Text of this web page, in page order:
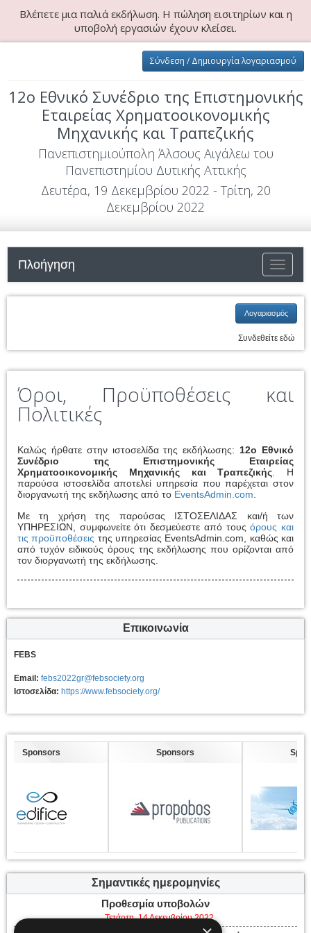
Βλέπετε μια παλιά εκδήλωση. Η πώληση εισιτηρίων και η
υποβολή εργασιών έχουν κλείσει.
Σύνδεση / Δημιουργία λογαριασμού
12ο Εθνικό Συνέδριο της Επιστημονικής
Εταιρείας Χρηματοοικονομικής
Μηχανικής και Τραπεζικής
Πανεπιστημιούπολη Άλσους Αιγάλεω του
Πανεπιστημίου Δυτικής Αττικής
Δευτέρα, 19 Δεκεμβρίου 2022 - Τρίτη, 20
Δεκεμβρίου 2022
Πλοήγηση
Λογαριασμός
Συνδεθείτε εδώ
Όροι, Προϋποθέσεις και
Πολιτικές
Καλώς ήρθατε στην ιστοσελίδα της εκδήλωσης: 12ο Εθνικό
Συνέδριο της Επιστημονικής Εταιρείας
Χρηματοοικονομικής Μηχανικής και Τραπεζικής . Η
παρούσα ιστοσελίδα αποτελεί υπηρεσία που παρέχεται στον
διοργανωτή της εκδήλωσης από το EventsAdmin.com
Με τη χρήση της παρούσας ΙΣΤΟΣΕΛΙΔΑΣ και/ή των
ΥΠΗΡΕΣΙΩΝ, συμφωνείτε ότι δεσμεύεστε από τουςόρους και
τις προϋποθέσεις της υπηρεσίας EventsAdmin.com, καθώς και
από τυχόν ειδικούς όρους της εκδήλωσης που ορίζονται από
τον διοργανωτή της εκδήλωσης.
Επικοινωνία
FEBS
Email: febs2022gr@febsociety.org
Ιστοσελίδα: https://www.febsociety.org/
Sponsors Sponsors
Σημαντικές ημερομηνίες
Προθεσμία υποβολών
Τετάρτη, 14 Δεκεμβρίου 2022